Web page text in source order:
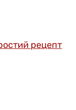
рецепт